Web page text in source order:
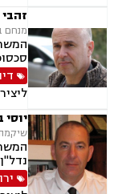
מנחם בגין 7 בית
יוסי
שיקמה 1,